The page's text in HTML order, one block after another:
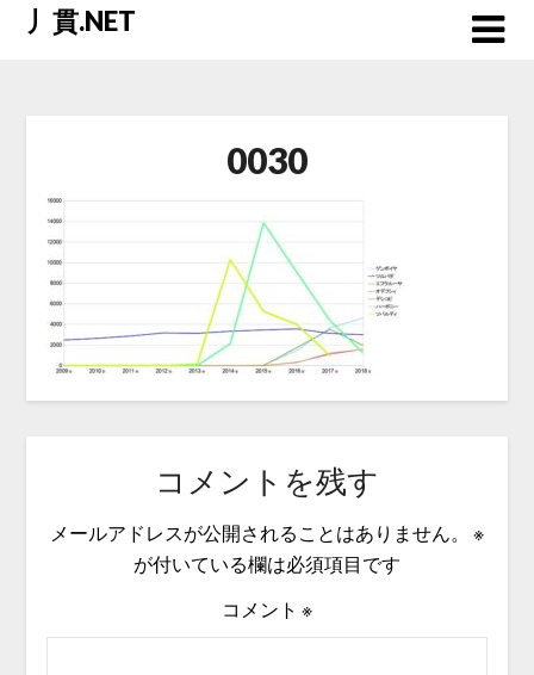
Skip丿貫.NET
0030
コメントを残す
メールアドレスが公開されることはありません。
※
が付いている欄は必須項目です
コメント ※